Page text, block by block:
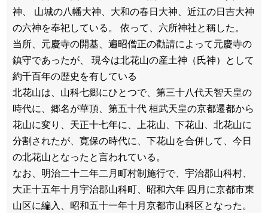
神、 山城の八幡大神、大和の春日大神、近江の日吉大神
の六神を奉祀している。 依って、六所神社と稱した。
当所、元慶寺の開基、遍昭僧正の勸請によって元慶寺の
鎮守であったが、 現今は北花山の産土神（氏神）として
約千百年の歴史を有している
北花山は、山科七郷にひとつで、第三十八代天智天皇の
時代に、郷名が華頂、第五十代 桓武天皇の京都遷都から
花山に変り、天正十七年に、上花山、下花山、北花山に
分割されたが、寛保の時代に、下花山を合併して、今日
の北花山となったと言われている。
なお、明治二十二年二月町村制施行で、宇治郡山科村、
大正十五年十月宇治郡山科町、昭和六年 四月に京都市東
山区に編入、昭和五十一年十月京都市山科区となった。